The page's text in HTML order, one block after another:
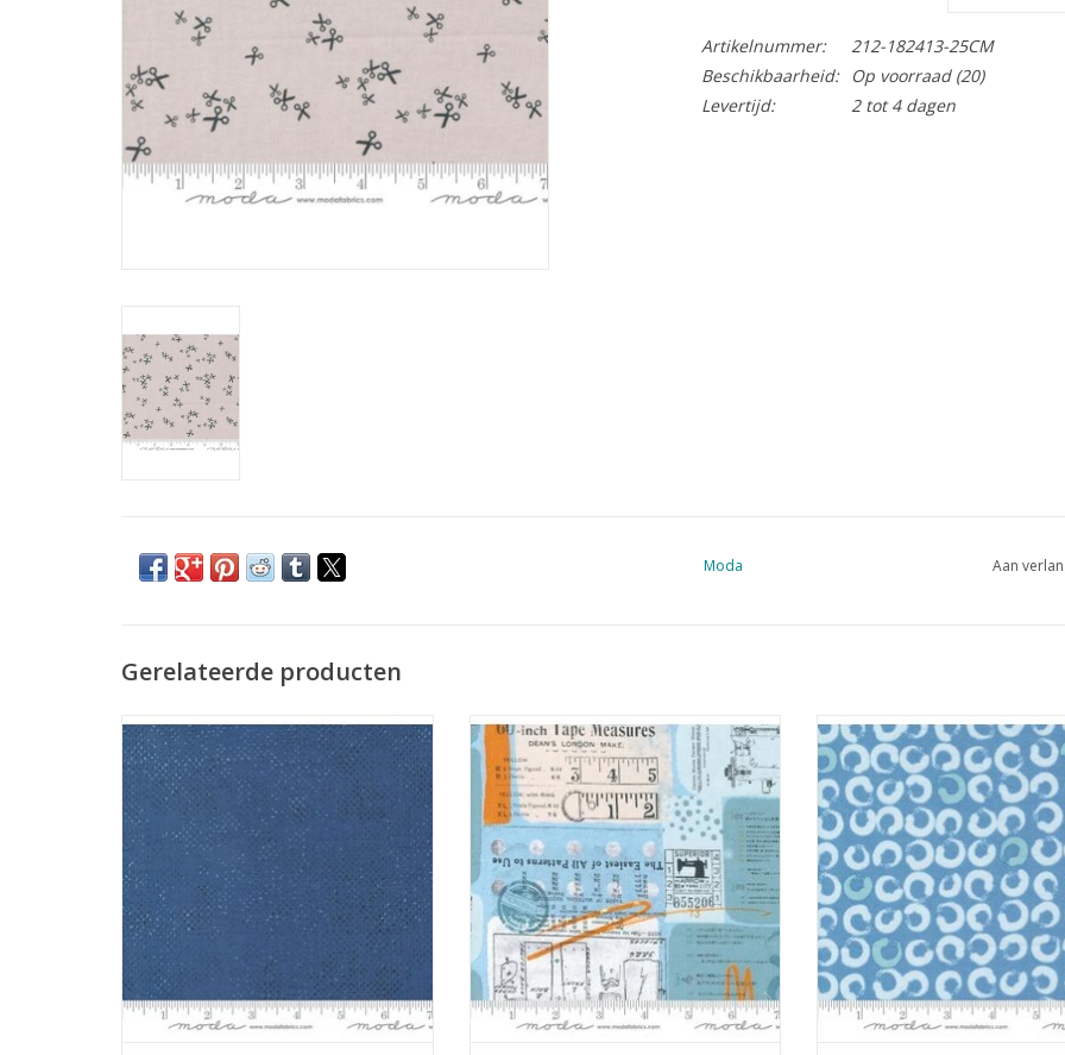
Artikelnummer:
212-182413-25CM
Beschikbaarheid:
Op voorraad(20)
Levertijd:
2 tot 4 dagen
Moda Aan
Gerelateerde producten
donkerblauw met stipjes
TOEVOEGEN AAN WINKELWAGEN
gekleurde vlakken met tekst en tekeningen
op blauw
TOEVOEGEN AAN WINKELWAGEN
blauw met cirkels
TOEVOEGEN AAN